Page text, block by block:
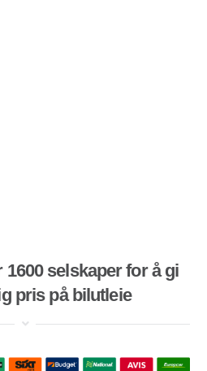
selskaper for å gi
pris på bilutleie